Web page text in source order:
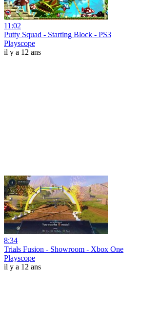
11:02
Putty Squad - Starting Block - PS3
Playscope
il y a 12 ans
8:34
Trials Fusion - Showroom - Xbox One
Playscope
il y a 12 ans